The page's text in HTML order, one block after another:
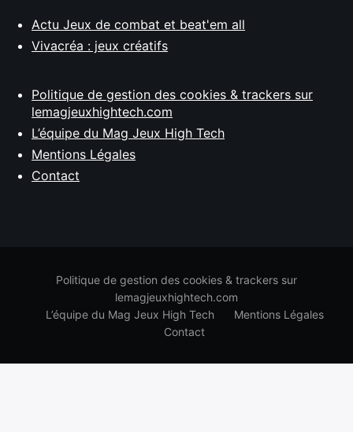
Actu Jeux de combat et beat'em all
Vivacréa : jeux créatifs
Politique de gestion des cookies & trackers sur
lemagjeuxhightech.com
L’équipe du Mag Jeux High Tech
Mentions Légales
Contact
Politique de gestion des cookies & trackers sur
lemagjeuxhightech.com
L’équipe du Mag Jeux High Tech
Mentions Légales
Contact